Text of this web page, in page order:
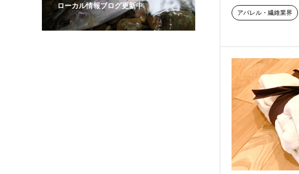
アパレル・繊維業界
ローカル情報ブログ更新中